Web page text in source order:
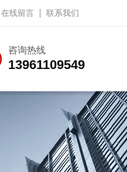
在线留言 联系我们
咨询热线
13961109549